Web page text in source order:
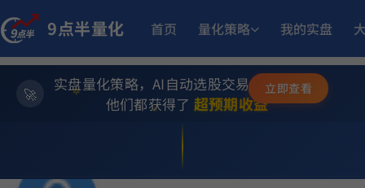
9点半量化 首页 量化策略 我的实盘
✨
💫
⭐
实盘量化策略，AI自动选股交易，躺赚模式
他们都获得了 超预期收益
9月23日开始实盘 多重止损优化成长量化策略 收益
11月6日开始实盘 多重止损优化成长量化策略 收益
稳健黑马精选量化策略
立即查看